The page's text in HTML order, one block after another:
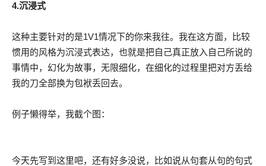
4.沉浸式
这种主要针对的是1V1情况下的你来我往。我在这方面，比较
惯用的风格为沉浸式表达，也就是把自己真正放入自己所说的
事情中，幻化为故事，无限细化，在细化的过程里把对方丢给
我的刀全部换为包袱丢回去。
例子懒得举，我截个图：
今天先写到这里吧，还有好多没说，比如说从句套从句的句式